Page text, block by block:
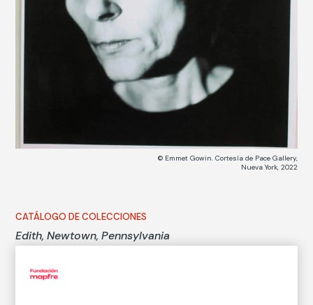
© Emmet Gowin. Cortesía de Pace Gallery,
Nueva York, 2022
CATÁLOGO DE COLECCIONES
Edith, Newtown, Pennsylvania
Emmet Gowin